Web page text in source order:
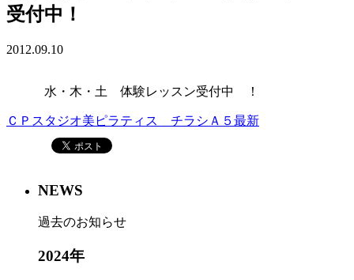
受付中！
2012.09.10
水・木・土 体験レッスン受付中 ！
ＣＰスタジオ美ピラティス チラシＡ５最新
NEWS
過去のお知らせ
2024年